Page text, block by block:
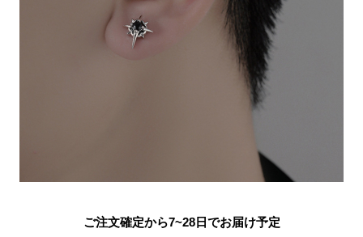
ご注文確定から7~28日でお届け予定